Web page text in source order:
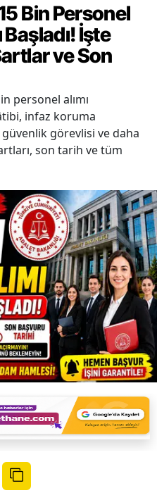
Bin Personel
Başladı! İşte
ve Son
personel alımı
infaz koruma
görevlisi ve daha
son tarih ve tüm